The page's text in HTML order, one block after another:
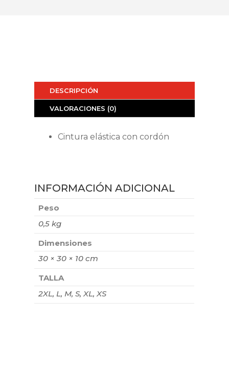
DESCRIPCIÓN
VALORACIONES (0)
Cintura elástica con cordón
INFORMACIÓN ADICIONAL
Peso
0,5 kg
Dimensiones
30 × 30 × 10 cm
TALLA
2XL, L, M, S, XL, XS